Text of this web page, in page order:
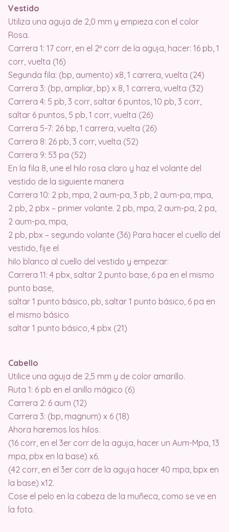
Vestido
Utiliza una aguja de 2,0 mm y empieza con el color
Rosa.
Carrera 1: 17 corr, en el 2º corr de la aguja, hacer: 16 pb, 1
corr, vuelta (16)
Segunda fila: (bp, aumento) x8, 1 carrera, vuelta (24)
Carrera 3: (bp, ampliar, bp) x 8, 1 carrera, vuelta (32)
Carrera 4: 5 pb, 3 corr, saltar 6 puntos, 10 pb, 3 corr,
saltar 6 puntos, 5 pb, 1 corr, vuelta (26)
Carrera 5-7: 26 bp, 1 carrera, vuelta (26)
Carrera 8: 26 pb, 3 corr, vuelta (52)
Carrera 9: 53 pa (52)
En la fila 8, une el hilo rosa claro y haz el volante del
vestido de la siguiente manera
Carrera 10: 2 pb, mpa, 2 aum-pa, 3 pb, 2 aum-pa, mpa,
2 pb, 2 pbx – primer volante. 2 pb, mpa, 2 aum-pa, 2 pa,
2 aum-pa, mpa,
2 pb, pbx – segundo volante (36) Para hacer el cuello del
vestido, fije el
hilo blanco al cuello del vestido y empezar:
Carrera 11: 4 pbx, saltar 2 punto base, 6 pa en el mismo
punto base,
saltar 1 punto básico, pb, saltar 1 punto básico, 6 pa en
el mismo básico
saltar 1 punto básico, 4 pbx (21)
Cabello
Utilice una aguja de 2,5 mm y de color amarillo.
Ruta 1: 6 pb en el anillo mágico (6)
Carrera 2: 6 aum (12)
Carrera 3: (bp, magnum) x 6 (18)
Ahora haremos los hilos.
(16 corr, en el 3er corr de la aguja, hacer un Aum-Mpa, 13
mpa, pbx en la base) x6.
(42 corr, en el 3er corr de la aguja hacer 40 mpa, bpx en
la base) x12.
Cose el pelo en la cabeza de la muñeca, como se ve en
la foto.